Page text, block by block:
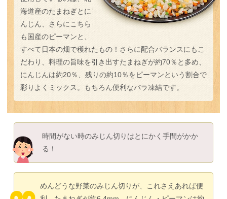
海道産のたまねぎとに
んじん、さらにこちら
も国産のピーマンと、
すべて日本の畑で穫れたもの！さらに配合バランスにもこ
だわり、料理の旨味を引き出すたまねぎが約70％と多め、
にんじんは約20％、残りの約10％をピーマンという割合で
彩りよくミックス。もちろん便利なバラ凍結です。
時間がない時のみじん切りはとにかく手間がかか
る！
めんどうな野菜のみじん切りが、これさえあれば便